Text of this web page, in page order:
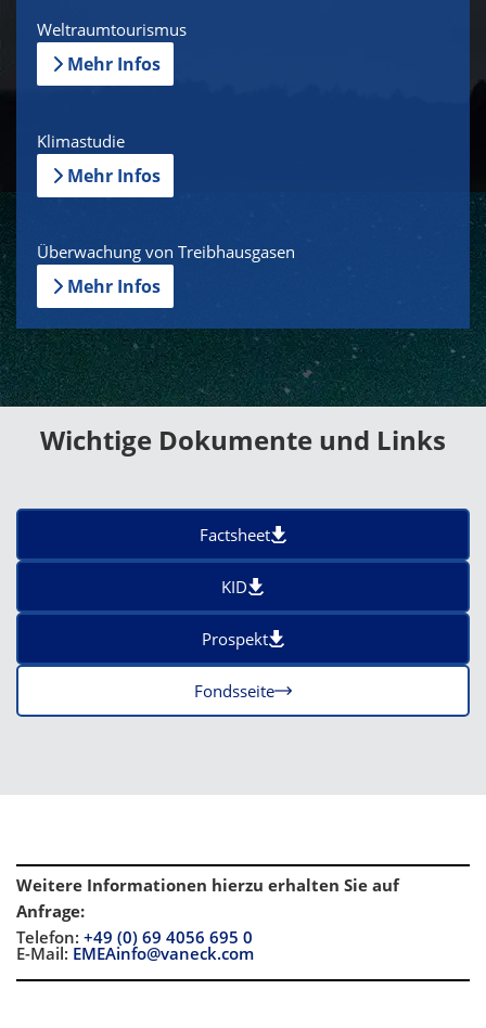
Weltraumtourismus
Mehr Infos
Klimastudie
Mehr Infos
Überwachung von Treibhausgasen
Mehr Infos
Wichtige Dokumente und Links
Factsheet
KID
Prospekt
Fondsseite
Weitere Informationen hierzu erhalten Sie auf
Anfrage:
Telefon: +49 (0) 69 4056 695 0
E-Mail: EMEAinfo@vaneck.com